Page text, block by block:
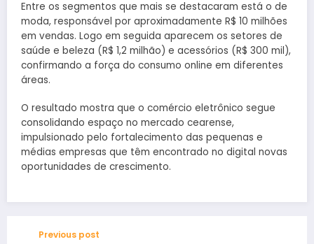
Entre os segmentos que mais se destacaram está o de
moda, responsável por aproximadamente R$ 10 milhões
em vendas. Logo em seguida aparecem os setores de
saúde e beleza (R$ 1,2 milhão) e acessórios (R$ 300 mil),
confirmando a força do consumo online em diferentes
áreas.
O resultado mostra que o comércio eletrônico segue
consolidando espaço no mercado cearense,
impulsionado pelo fortalecimento das pequenas e
médias empresas que têm encontrado no digital novas
oportunidades de crescimento.
Previous post